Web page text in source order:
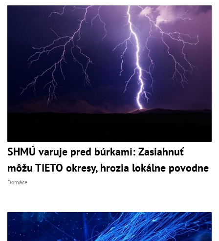
SHMÚ varuje pred búrkami: Zasiahnuť
môžu TIETO okresy, hrozia lokálne povodne
Domáce